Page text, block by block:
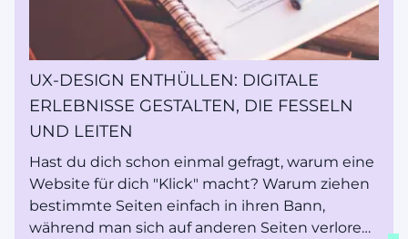
UX-DESIGN ENTHÜLLEN: DIGITALE
ERLEBNISSE GESTALTEN, DIE FESSELN
UND LEITEN
Hast du dich schon einmal gefragt, warum eine
Website für dich "Klick" macht? Warum ziehen
bestimmte Seiten einfach in ihren Bann,
während man sich auf anderen Seiten verloren